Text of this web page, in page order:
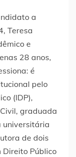
a
Teresa
e
28 anos,
é
pelo
(IDP),
graduada
universitária
de dois
Direito Público